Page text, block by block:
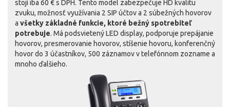
stojí iba 60 € s DPH. Tento model zabezpečuje HD kvalitu
zvuku, možnosť využívania 2 SIP účtov a 2 súbežných hovorov
a všetky základné funkcie, ktoré bežný spotrebiteľ
potrebuje. Má podsvietený LED display, podporuje prepájanie
hovorov, presmerovanie hovorov, stíšenie hovoru, konferenčný
hovor do 3 účastníkov, 500 záznamov v telefónnom zozname a
mnoho ďalšieho.